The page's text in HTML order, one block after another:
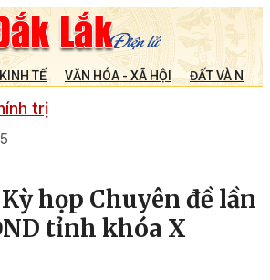
KINH TẾ VĂN HÓA - XÃ HỘI ĐẤT VÀ
trị
họp Chuyên đề lần
tỉnh khóa X